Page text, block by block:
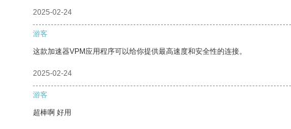
2025-02-24
游客
这款加速器VPM应用程序可以给你提供最高速度和安全性的连接。
2025-02-24
游客
超棒啊 好用